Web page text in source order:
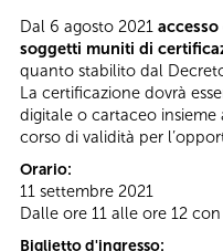
Dal 6 agosto 2021
soggetti muniti di
quanto stabilito dal
La certificazione dovrà
digitale o cartaceo
corso di validità per
Orario:
11 settembre 2021
Dalle ore 11 alle ore 12
Biglietto d'ingresso: